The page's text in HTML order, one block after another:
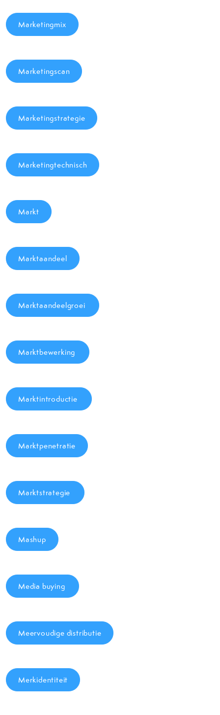
Marketingmix
Marketingscan
Marketingstrategie
Marketingtechnisch
Markt
Marktaandeel
Marktaandeelgroei
Marktbewerking
Marktintroductie
Marktpenetratie
Marktstrategie
Mashup
Media buying
Meervoudige distributie
Merkidentiteit